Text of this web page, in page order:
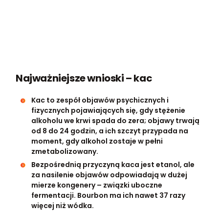
Najważniejsze wnioski – kac
Kac to zespół objawów psychicznych i
fizycznych pojawiających się, gdy stężenie
alkoholu we krwi spada do zera; objawy trwają
od 8 do 24 godzin, a ich szczyt przypada na
moment, gdy alkohol zostaje w pełni
zmetabolizowany.
Bezpośrednią przyczyną kaca jest etanol, ale
za nasilenie objawów odpowiadają w dużej
mierze kongenery – związki uboczne
fermentacji. Bourbon ma ich nawet 37 razy
więcej niż wódka.